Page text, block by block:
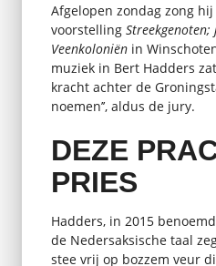
Afgelopen zondag zong
voorstelling
Veenkoloniënin
muziek in Bert Hadders
kracht achter de
noemen’’, aldus de jury.
DEZE
PRIES
Hadders, in 2015
de Nedersaksische taal
stee vrij op bozzem veur